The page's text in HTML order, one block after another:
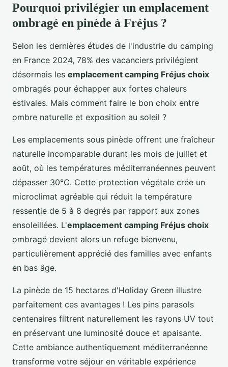
Pourquoi privilégier un emplacement
ombragé en pinède à Fréjus ?
Selon les dernières études de l'industrie du camping
en France 2024, 78% des vacanciers privilégient
désormais les emplacement camping Fréjus choix
ombragés pour échapper aux fortes chaleurs
estivales. Mais comment faire le bon choix entre
ombre naturelle et exposition au soleil ?
Les emplacements sous pinède offrent une fraîcheur
naturelle incomparable durant les mois de juillet et
août, où les températures méditerranéennes peuvent
dépasser 30°C. Cette protection végétale crée un
microclimat agréable qui réduit la température
ressentie de 5 à 8 degrés par rapport aux zones
ensoleillées. L'emplacement camping Fréjus choix
ombragé devient alors un refuge bienvenu,
particulièrement apprécié des familles avec enfants
en bas âge.
La pinède de 15 hectares d'Holiday Green illustre
parfaitement ces avantages ! Les pins parasols
centenaires filtrent naturellement les rayons UV tout
en préservant une luminosité douce et apaisante.
Cette ambiance authentiquement méditerranéenne
transforme votre séjour en véritable expérience